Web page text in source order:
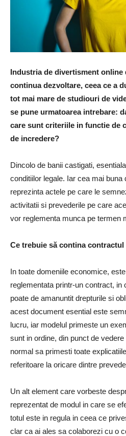
Industria de divertisment
continua dezvoltare, ceea ce a
tot mai mare de studiouri de
se pune urmatoarea intrebare:
care sunt criteriile in functie de
de incredere?
Dincolo de banii castigati,
conditiilor legale. Iar cea mai buna
reprezinta actele pe care le
activitatii si prevederile pe care
vor reglementa munca pe termen
Ce trebuie să contina
In toate domeniile economice,
reglementata printr-un contract,
poate de amanuntit drepturile si
acest document esential este
lucru, iar modelul primeste un
sunt in ordine, din punct de
normal sa primesti toate
referitoare la oricare dintre
Un alt element care vorbeste
reprezentat de modul in care se
totul este in regula in ceea ce
clar ca ai ales sa colaborezi cu o